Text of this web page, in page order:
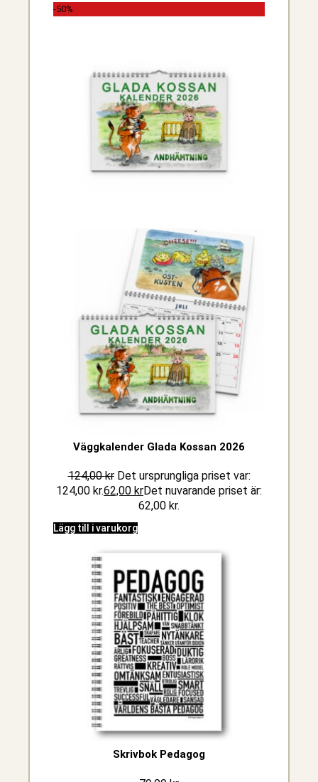
-50%
Väggkalender Glada Kossan 2026
124,00kr Det ursprungliga priset var:
124,00 kr.62,00 krDet nuvarande priset är:
62,00 kr.
Lägg till i varukorg
Skrivbok Pedagog